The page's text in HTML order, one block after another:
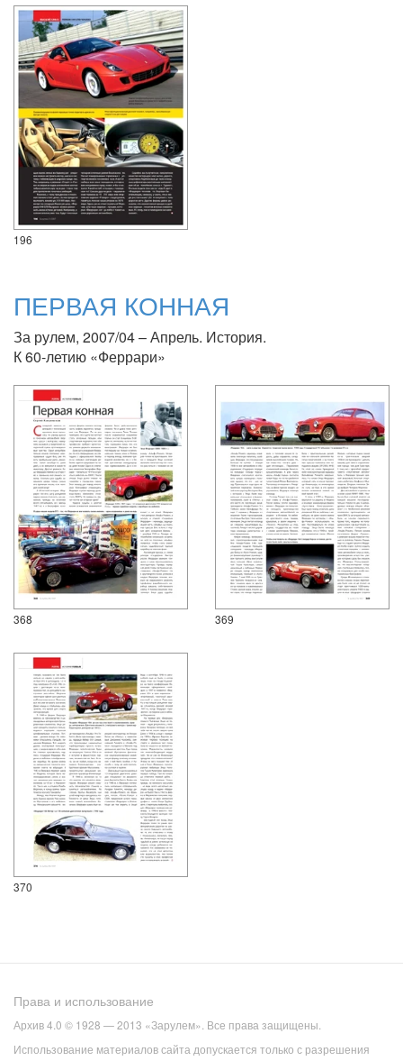
196
ПЕРВАЯ КОННАЯ
За рулем, 2007/04 – Апрель. История.
К 60-летию «Феррари»
368 369
370
Права и использование
Архив 4.0 © 1928 — 2013 «Зарулем». Все права защищены.
Использование материалов сайта допускается только с разрешения